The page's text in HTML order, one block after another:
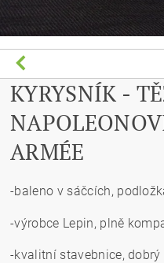
KYRYSNÍK -
ARMÉE
-baleno v sáčcích,
-výrobce Lepin, plně
-kvalitní stavebnice,